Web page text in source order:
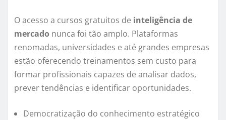
O acesso a cursos gratuitos de inteligência de
mercado nunca foi tão amplo. Plataformas
renomadas, universidades e até grandes empresas
estão oferecendo treinamentos sem custo para
formar profissionais capazes de analisar dados,
prever tendências e identificar oportunidades.
Democratização do conhecimento estratégico